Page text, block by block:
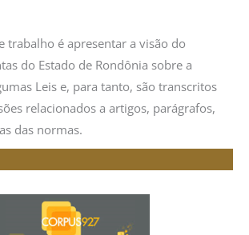
trabalho é apresentar a visão do
do Estado de Rondônia sobre a
Leis e, para tanto, são transcritos
relacionados a artigos, parágrafos,
das normas.